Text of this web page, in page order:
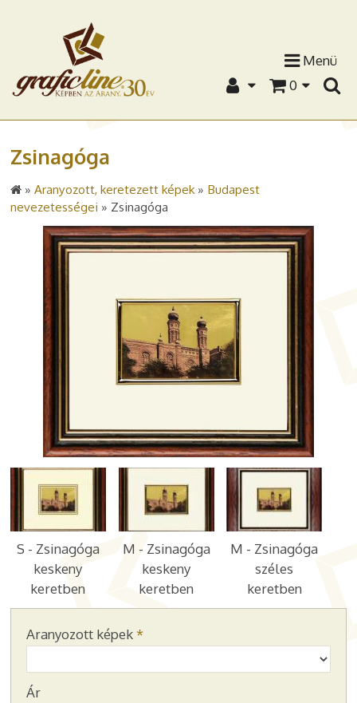
Menü
0
Zsinagóga
» Aranyozott, keretezett képek» Budapest
nevezetességei » Zsinagóga
S - Zsinagóga
keskeny
keretben
M - Zsinagóga
keskeny
keretben
M - Zsinagóga
széles
keretben
Aranyozott képek *
Ár